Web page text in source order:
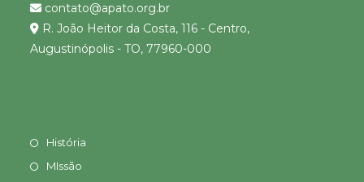
contato@apato.org.br
R. João Heitor da Costa, 116 - Centro,
Augustinópolis - TO, 77960-000
História
MIssão